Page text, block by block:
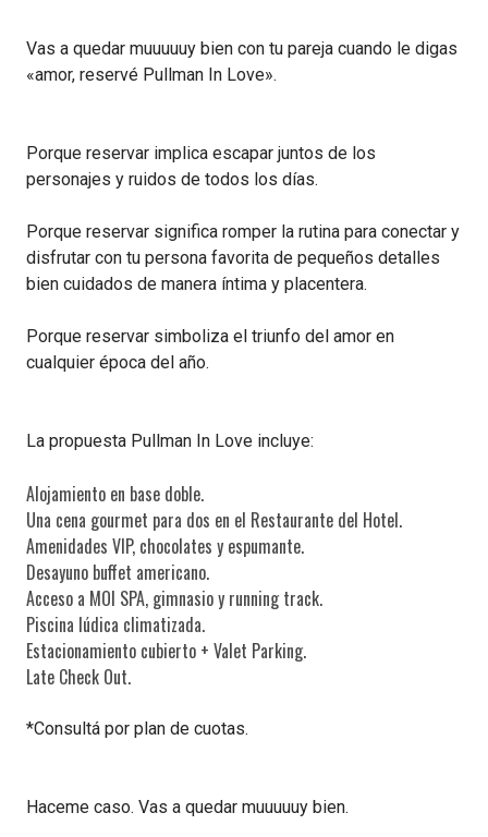
Vas a quedar muuuuuy bien con tu pareja cuando le digas
«amor, reservé Pullman In Love».
Porque reservar implica escapar juntos de los
personajes y ruidos de todos los días.
Porque reservar significa romper la rutina para conectar y
disfrutar con tu persona favorita de pequeños detalles
bien cuidados de manera íntima y placentera.
Porque reservar simboliza el triunfo del amor en
cualquier época del año.
La propuesta Pullman In Love incluye:
Alojamiento en base doble.
Una cena gourmet para dos en el Restaurante del Hotel.
Amenidades VIP, chocolates y espumante.
Desayuno buffet americano.
Acceso a MOI SPA, gimnasio y running track.
Piscina lúdica climatizada.
Estacionamiento cubierto + Valet Parking.
Late Check Out.
*Consultá por plan de cuotas.
Haceme caso. Vas a quedar muuuuuy bien.